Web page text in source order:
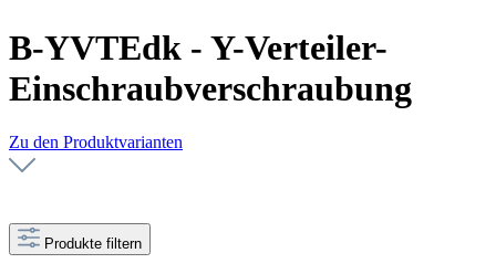
B-YVTEdk - Y-Verteiler-
Einschraubverschraubung
Zu den Produktvarianten
Produkte filtern